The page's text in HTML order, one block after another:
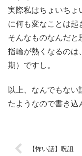
実際私はちょいちょ
に何も変なことは起
そんなものなんだと
指輪が熱くなるのは
期）ですし。
以上、なんでもな
たようなので書き込
【怖い話】呪詛